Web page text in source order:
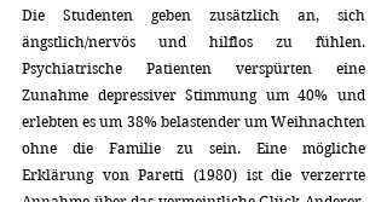
Die Studenten geben zusätzlich an, sich
ängstlich/nervös und hilflos zu fühlen.
Psychiatrische Patienten verspürten eine
Zunahme depressiver Stimmung um 40% und
erlebten es um 38% belastender um Weihnachten
ohne die Familie zu sein. Eine mögliche
Erklärung von Paretti (1980) ist die verzerrte